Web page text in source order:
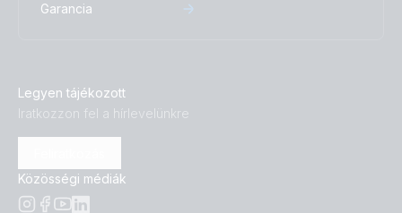
Garancia
Legyen tájékozott
Iratkozzon fel a hírlevelünkre
Közösségi médiák